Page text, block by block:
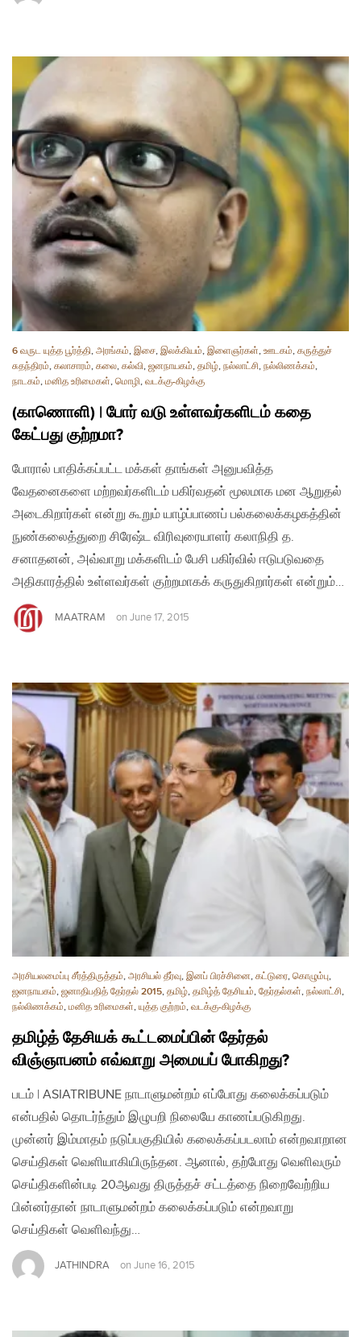
6 வருட யுத்த பூர்த்தி, அரங்கம், இசை, இலக்கியம், இளைஞர்கள், ஊடகம், கருத்துச்
சுதந்திரம், கலாசாரம், கலை, கல்வி, ஜனநாயகம், தமிழ், நல்லாட்சி, நல்லிணக்கம்,
நாடகம், மனித உரிமைகள், மொழி, வடக்கு-கிழக்கு
(காணொளி) | போர் வடு உள்ளவர்களிடம் கதை
கேட்பது குற்றமா?
போரால் பாதிக்கப்பட்ட மக்கள் தாங்கள் அனுபவித்த
வேதனைகளை மற்றவர்களிடம் பகிர்வதன் மூலமாக மன ஆறுதல்
அடைகிறார்கள் என்று கூறும் யாழ்ப்பாணப் பல்கலைக்கழகத்தின்
நுண்கலைத்துறை சிரேஷ்ட விரிவுரையாளர் கலாநிதி த.
சனாதனன், அவ்வாறு மக்களிடம் பேசி பகிர்வில் ஈடுபடுவதை
அதிகாரத்தில் உள்ளவர்கள் குற்றமாகக் கருதுகிறார்கள் என்றும்…
MAATRAM on June 17, 2015
அரசியலமைப்பு சீர்த்திருத்தம், அரசியல் தீர்வு, இனப் பிரச்சினை, கட்டுரை, கொழும்பு,
ஜனநாயகம், ஜனாதிபதித் தேர்தல் 2015, தமிழ், தமிழ்த் தேசியம், தேர்தல்கள், நல்லாட்சி,
நல்லிணக்கம், மனித உரிமைகள், யுத்த குற்றம், வடக்கு-கிழக்கு
தமிழ்த் தேசியக் கூட்டமைப்பின் தேர்தல்
விஞ்ஞாபனம் எவ்வாறு அமையப் போகிறது?
படம் | ASIATRIBUNE நாடாளுமன்றம் எப்போது கலைக்கப்படும்
என்பதில் தொடர்ந்தும் இழுபறி நிலையே காணப்படுகிறது.
முன்னர் இம்மாதம் நடுப்பகுதியில் கலைக்கப்படலாம் என்றவாறான
செய்திகள் வெளியாகியிருந்தன. ஆனால், தற்போது வெளிவரும்
செய்திகளின்படி 20ஆவது திருத்தச் சட்டத்தை நிறைவேற்றிய
பின்னர்தான் நாடாளுமன்றம் கலைக்கப்படும் என்றவாறு
செய்திகள் வெளிவந்து…
JATHINDRA on June 16, 2015